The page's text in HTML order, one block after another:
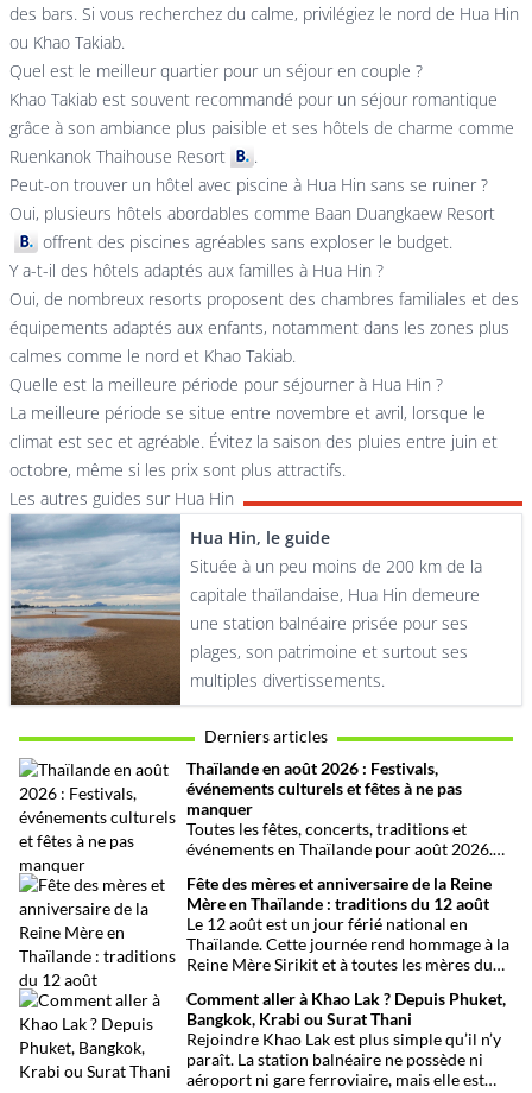
des bars. Si vous recherchez du calme, privilégiez le nord de Hua Hin
ou Khao Takiab.
Quel est le meilleur quartier pour un séjour en couple ?
Khao Takiab est souvent recommandé pour un séjour romantique
grâce à son ambiance plus paisible et ses hôtels de charme comme
Ruenkanok Thaihouse Resort
.
Peut-on trouver un hôtel avec piscine à Hua Hin sans se ruiner ?
Oui, plusieurs hôtels abordables comme Baan Duangkaew Resort
offrent des piscines agréables sans exploser le budget.
Y a-t-il des hôtels adaptés aux familles à Hua Hin ?
Oui, de nombreux resorts proposent des chambres familiales et des
équipements adaptés aux enfants, notamment dans les zones plus
calmes comme le nord et Khao Takiab.
Quelle est la meilleure période pour séjourner à Hua Hin ?
La meilleure période se situe entre novembre et avril, lorsque le
climat est sec et agréable. Évitez la saison des pluies entre juin et
octobre, même si les prix sont plus attractifs.
Les autres guides sur Hua Hin
Hua Hin, le guide
Située à un peu moins de 200 km de la
capitale thaïlandaise, Hua Hin demeure
une station balnéaire prisée pour ses
plages, son patrimoine et surtout ses
multiples divertissements.
Derniers articles
Thaïlande en août 2026 : Festivals,
événements culturels et fêtes à ne pas
manquer
Toutes les fêtes, concerts, traditions et
événements en Thaïlande pour août 2026.
organiser son voyage.
Fête des mères et anniversaire de la Reine
Mère en Thaïlande : traditions du 12 août
Le 12 août est un jour férié national en
Thaïlande. Cette journée rend hommage à la
Reine Mère Sirikit et à toutes les mères du
traditions bouddhistes et festivités
populaires dans tout le royaume.
Comment aller à Khao Lak ? Depuis Phuket,
Bangkok, Krabi ou Surat Thani
Rejoindre Khao Lak est plus simple qu’il n’y
paraît. La station balnéaire ne possède ni
aéroport ni gare ferroviaire, mais elle est